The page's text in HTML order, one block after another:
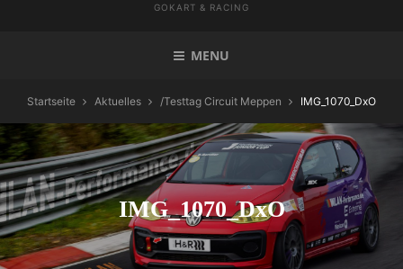
GOKART & RACING
MENU
Startseite Aktuelles /Testtag Circuit Meppen IMG_1070_DxO
IMG_1070_DxO